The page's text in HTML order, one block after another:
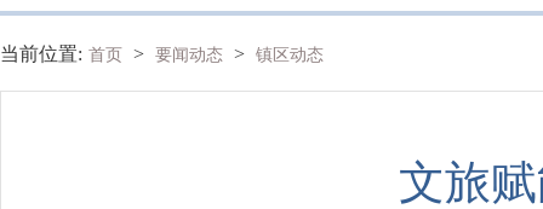
当前位置: 首页 > 要闻动态 > 镇区动态
文旅